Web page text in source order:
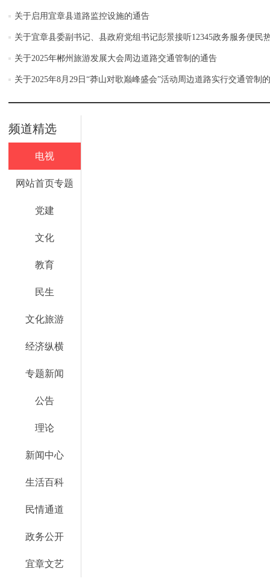
关于启用宜章县道路监控设施的通告
关于宜章县委副书记、县政府党组书记彭景接听12345政务服务便民
关于2025年郴州旅游发展大会周边道路交通管制的通告
关于2025年8月29日“莽山对歌巅峰盛会”活动周边道路实行交通管制
频道精选
电视
网站首页专题
党建
文化
教育
民生
文化旅游
经济纵横
专题新闻
公告
理论
新闻中心
生活百科
民情通道
政务公开
宜章文艺